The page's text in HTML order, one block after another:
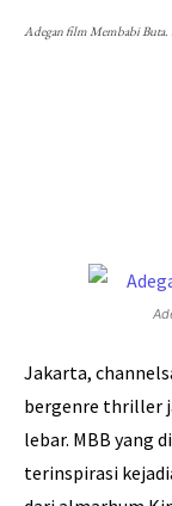
Adegan film Membabi Buta.
Jakarta,
bergenre thriller
lebar. MBB yang
terinspirasi